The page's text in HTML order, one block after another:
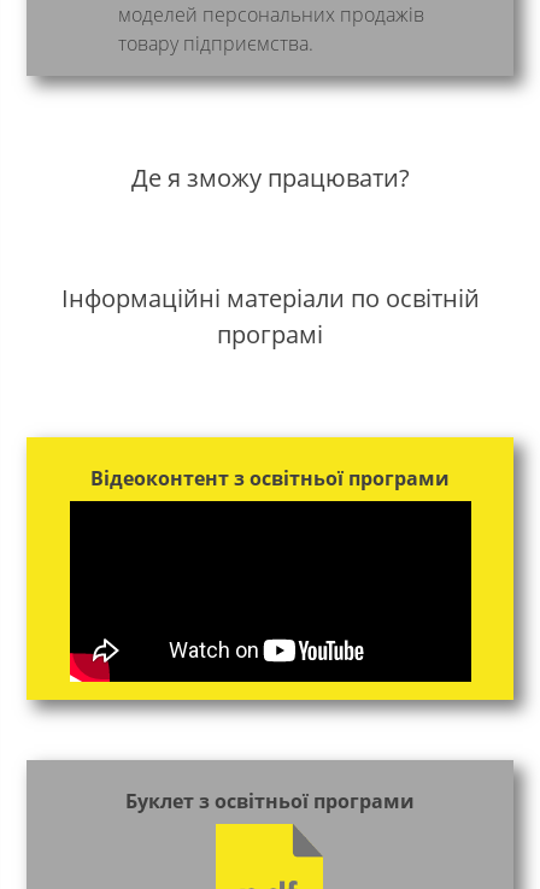
моделей персональних продажів
товару підприємства.
Де я зможу працювати?
Інформаційні матеріали по освітній
програмі
Відеоконтент з освітньої програми
Буклет з освітньої програми